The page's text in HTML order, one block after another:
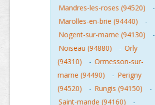
Mandres-les-roses (94520)
-
Marolles-en-brie (94440)
-
Nogent-sur-marne (94130)
-
Noiseau (94880)
- Orly
(94310)
- Ormesson-sur-
marne (94490)
- Perigny
(94520)
- Rungis (94150)
-
Saint-mande (94160)
-